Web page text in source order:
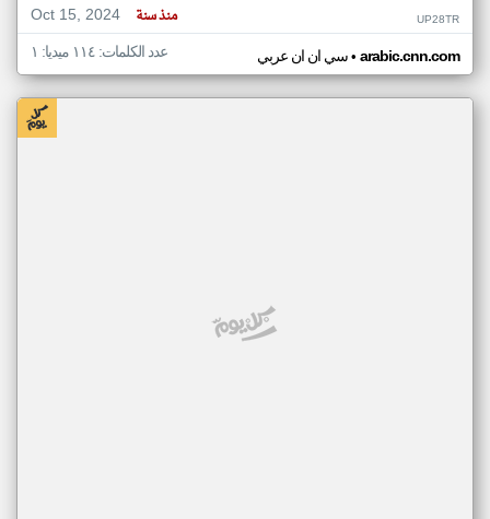
Oct 15, 2024
منذ سنة UP28TR
سي ان ان عربي• arabic.cnn.com عدد الكلمات: ١١٤ ميديا: ١